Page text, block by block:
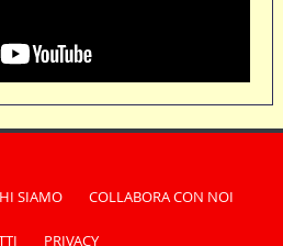
SIAMO COLLABORA CON NOI
PRIVACY